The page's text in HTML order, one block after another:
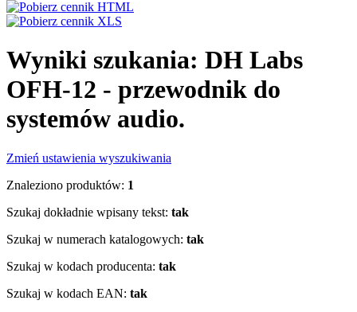
Wyniki szukania: DH Labs
OFH-12 - przewodnik do
systemów audio.
Zmień ustawienia wyszukiwania
Znaleziono produktów: 1
Szukaj dokładnie wpisany tekst: tak
Szukaj w numerach katalogowych: tak
Szukaj w kodach producenta: tak
Szukaj w kodach EAN: tak